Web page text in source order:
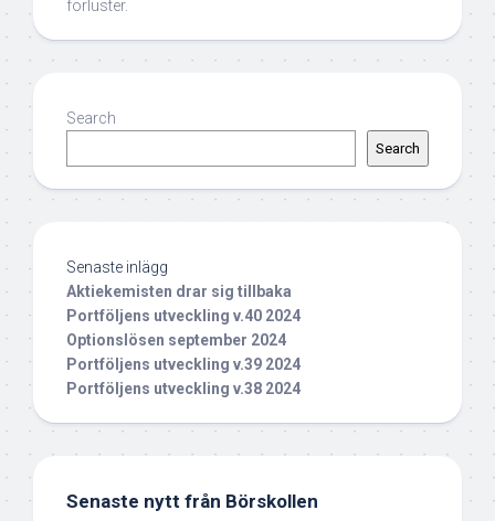
förluster.
Search
Search
Senaste inlägg
Aktiekemisten drar sig tillbaka
Portföljens utveckling v.40 2024
Optionslösen september 2024
Portföljens utveckling v.39 2024
Portföljens utveckling v.38 2024
Senaste nytt från Börskollen